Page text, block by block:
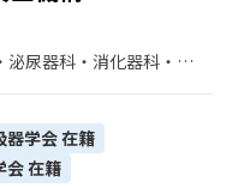
尿器科・​消化器科・​精
外科・​歯科・​循環器
器学会在籍
会在籍